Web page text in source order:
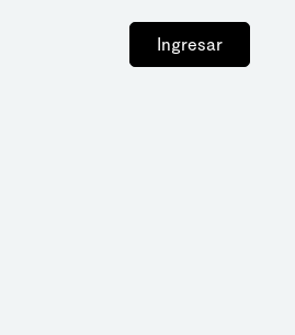
Ingresar